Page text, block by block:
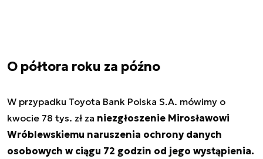
O półtora roku za późno
W przypadku Toyota Bank Polska S.A. mówimy o
kwocie 78 tys. zł za niezgłoszenie Mirosławowi
Wróblewskiemu naruszenia ochrony danych
osobowych w ciągu 72 godzin od jego wystąpienia.